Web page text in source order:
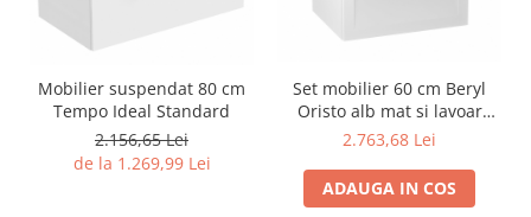
Mobilier suspendat 80 cm
Tempo Ideal Standard
2.156,65 Lei
de la 1.269,99 Lei
Set mobilier 60 cm Beryl
Oristo alb mat si lavoar
Beryl
2.763,68 Lei
ADAUGA IN COS